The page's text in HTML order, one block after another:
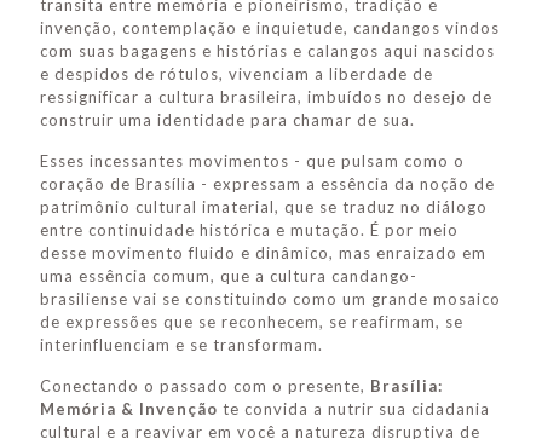
transita entre memória e pioneirismo, tradição e
invenção, contemplação e inquietude, candangos vindos
com suas bagagens e histórias e calangos aqui nascidos
e despidos de rótulos, vivenciam a liberdade de
ressignificar a cultura brasileira, imbuídos no desejo de
construir uma identidade para chamar de sua.
Esses incessantes movimentos - que pulsam como o
coração de Brasília - expressam a essência da noção de
patrimônio cultural imaterial, que se traduz no diálogo
entre continuidade histórica e mutação. É por meio
desse movimento fluido e dinâmico, mas enraizado em
uma essência comum, que a cultura candango-
brasiliense vai se constituindo como um grande mosaico
de expressões que se reconhecem, se reafirmam, se
interinfluenciam e se transformam.
Conectando o passado com o presente, Brasília:
Memória & Invenção te convida a nutrir sua cidadania
cultural e a reavivar em você a natureza disruptiva de